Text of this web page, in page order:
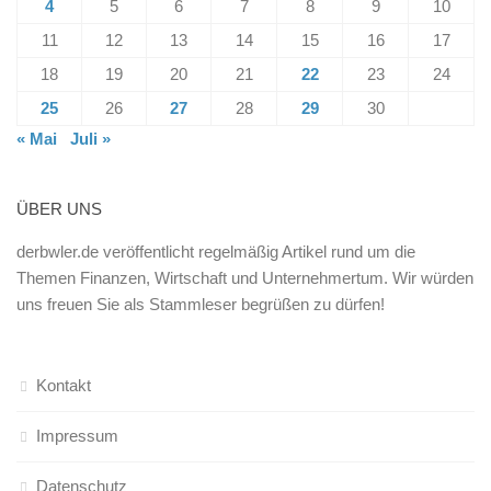
4
5 6 7 8 9
10
11
12 13 14 15 16
17
18
19 20 21 22 23
24
25
26 27 28 29
30
« Mai
Juli »
ÜBER UNS
derbwler.de veröffentlicht regelmäßig Artikel rund um die
Themen Finanzen, Wirtschaft und Unternehmertum. Wir würden
uns freuen Sie als Stammleser begrüßen zu dürfen!
Kontakt
Impressum
Datenschutz